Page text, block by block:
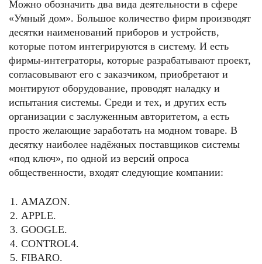
Можно обозначить два вида деятельности в сфере
«Умный дом». Большое количество фирм производят
десятки наименований приборов и устройств,
которые потом интегрируются в систему. И есть
фирмы-интеграторы, которые разрабатывают проект,
согласовывают его с заказчиком, приобретают и
монтируют оборудование, проводят наладку и
испытания системы. Среди и тех, и других есть
организации с заслуженным авторитетом, а есть
просто желающие заработать на модном товаре. В
десятку наиболее надёжных поставщиков системы
«под ключ», по одной из версий опроса
общественности, входят следующие компании:
AMAZON.
APPLE.
GOOGLE.
CONTROL4.
FIBARO.